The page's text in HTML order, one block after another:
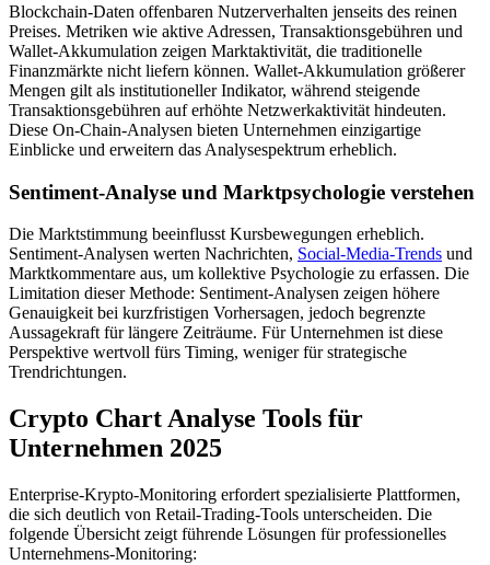
Blockchain-Daten offenbaren Nutzerverhalten jenseits des reinen
Preises. Metriken wie aktive Adressen, Transaktionsgebühren und
Wallet-Akkumulation zeigen Marktaktivität, die traditionelle
Finanzmärkte nicht liefern können. Wallet-Akkumulation größerer
Mengen gilt als institutioneller Indikator, während steigende
Transaktionsgebühren auf erhöhte Netzwerkaktivität hindeuten.
Diese On-Chain-Analysen bieten Unternehmen einzigartige
Einblicke und erweitern das Analysespektrum erheblich.
Sentiment-Analyse und Marktpsychologie verstehen
Die Marktstimmung beeinflusst Kursbewegungen erheblich.
Sentiment-Analysen werten Nachrichten, Social-Media-Trends und
Marktkommentare aus, um kollektive Psychologie zu erfassen. Die
Limitation dieser Methode: Sentiment-Analysen zeigen höhere
Genauigkeit bei kurzfristigen Vorhersagen, jedoch begrenzte
Aussagekraft für längere Zeiträume. Für Unternehmen ist diese
Perspektive wertvoll fürs Timing, weniger für strategische
Trendrichtungen.
Crypto Chart Analyse Tools für
Unternehmen 2025
Enterprise-Krypto-Monitoring erfordert spezialisierte Plattformen,
die sich deutlich von Retail-Trading-Tools unterscheiden. Die
folgende Übersicht zeigt führende Lösungen für professionelles
Unternehmens-Monitoring: